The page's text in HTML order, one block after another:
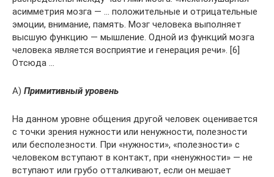
асимметрия мозга — … положительные и отрицательные
эмоции, внимание, память. Мозг человека выполняет
высшую функцию — мышление. Одной из функций мозга
человека является восприятие и генерация речи». [6]
Отсюда …
А) Примитивный уровень
На данном уровне общения другой человек оценивается
с точки зрения нужности или ненужности, полезности
или бесполезности. При «нужности», «полезности» с
человеком вступают в контакт, при «ненужности» — не
вступают или грубо отталкивают, если он мешает